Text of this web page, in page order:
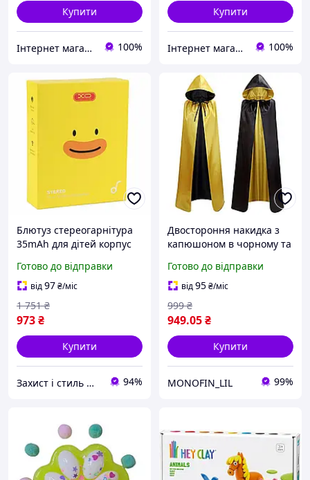
Купити
Інтернет магазин "Твори диво" 100%
Купити
Інтернет магазин "Твори диво" 100%
Блютуз стереогарнітура
35mAh для дітей корпус
модель XO G6 TWS
Готово до відправки
від97₴/міс
973₴
1 751 ₴
Купити
Захист і стиль — в одному магазині 94%
Двостороння накидка з
капюшоном в чорному та
дітей і дорослих
Готово до відправки
від95₴/міс
949.05₴
999 ₴
Купити
MONOFIN_LIL 99%